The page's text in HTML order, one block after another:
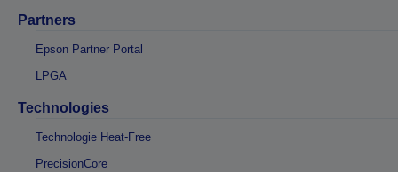
Partners
Epson Partner Portal
LPGA
Technologies
Technologie Heat-Free
PrecisionCore